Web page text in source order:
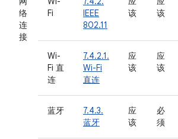
络
连
接
Fi
IEEE
802.11
该
该
Wi-
Fi 直
连
7.4.2.1.
Wi-Fi
直连
应
该
应
该
蓝牙
7.4.3.
蓝牙
应
该
必
须